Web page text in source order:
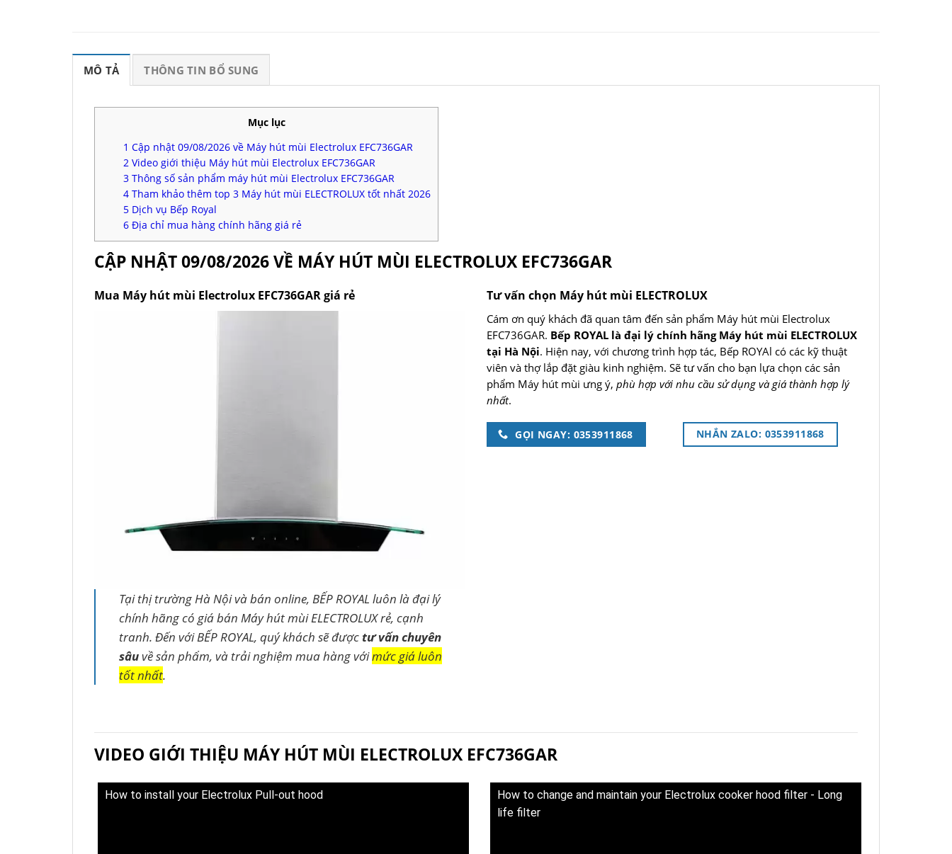
MÔ TẢ THÔNG TIN BỔ SUNG
Mục lục
1 Cập nhật 09/08/2026 về Máy hút mùi Electrolux EFC736GAR
2 Video giới thiệu Máy hút mùi Electrolux EFC736GAR
3 Thông số sản phẩm máy hút mùi Electrolux EFC736GAR
4 Tham khảo thêm top 3 Máy hút mùi ELECTROLUX tốt nhất 2026
5 Dịch vụ Bếp Royal
6 Địa chỉ mua hàng chính hãng giá rẻ
CẬP NHẬT 09/08/2026 VỀ MÁY HÚT MÙI ELECTROLUX EFC736GAR
Mua Máy hút mùi Electrolux EFC736GAR giá rẻ
Tại thị trường Hà Nội và bán online, BẾP ROYAL luôn là đại lý
chính hãng có giá bán Máy hút mùi ELECTROLUX rẻ, cạnh
tranh. Đến với BẾP ROYAL, quý khách sẽ đượctư vấn chuyên
sâuvề sản phẩm, và trải nghiệm mua hàng vớimức giá luôn
tốt nhất.
Tư vấn chọn Máy hút mùi ELECTROLUX
Cám ơn quý khách đã quan tâm đến sản phẩm Máy hút mùi Electrolux
EFC736GAR. Bếp ROYAL là đại lý chính hãng Máy hút mùi ELECTROLUX
tại Hà Nội. Hiện nay, với chương trình hợp tác, Bếp ROYAl có các kỹ thuật
viên và thợ lắp đặt giàu kinh nghiệm. Sẽ tư vấn cho bạn lựa chọn các sản
phẩm Máy hút mùi ưng ý, phù hợp với nhu cầu sử dụng và giá thành hợp lý
nhất.
GỌI NGAY: 0353911868 NHẮN ZALO: 0353911868
VIDEO GIỚI THIỆU MÁY HÚT MÙI ELECTROLUX EFC736GAR
How to install your Electrolux Pull-out hood
How to change and maintain your Electrolux cooker hood filter - Long
life filter